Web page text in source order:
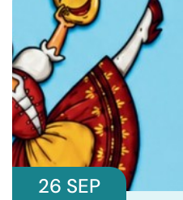
26 SEP